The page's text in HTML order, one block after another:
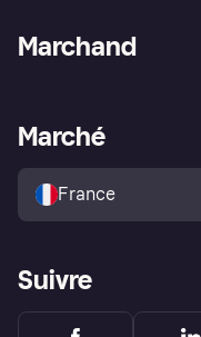
Explorez les magasins
Politique de protection de
l’acheteur Klarna
Marchand
Portail Marchand
Marché
France
Suivre